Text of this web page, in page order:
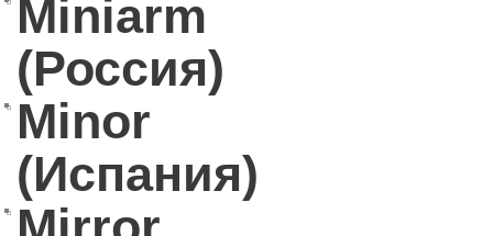
Miniarm
(Россия)
Minor
(Испания)